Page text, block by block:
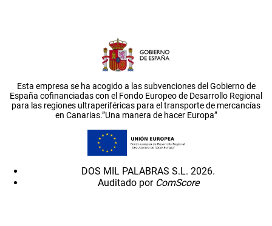
Esta empresa se ha acogido a las subvenciones del Gobierno de
España cofinanciadas con el Fondo Europeo de Desarrollo Regional
para las regiones ultraperiféricas para el transporte de mercancías
en Canarias.”Una manera de hacer Europa”
DOS MIL PALABRAS S.L. 2026.
Auditado por ComScore